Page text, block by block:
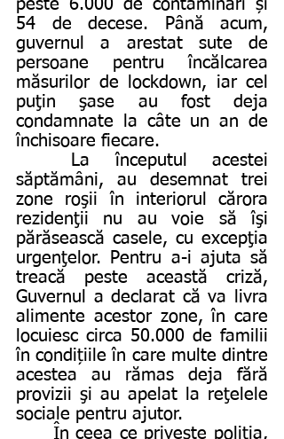
peste 6.000 de contaminări și
54 de decese. Până acum,
guvernul a arestat sute de
persoane pentru încălcarea
măsurilor de lockdown, iar cel
puţin şase au fost deja
condamnate la câte un an de
închisoare fiecare.
săptămâni, au desemnat trei
zone roşii în interiorul cărora
rezidenţii nu au voie să îşi
părăsească casele, cu excepţia
urgenţelor. Pentru a-i ajuta să
treacă peste această criză,
Guvernul a declarat că va livra
alimente acestor zone, în care
locuiesc circa 50.000 de familii
în condițiile în care multe dintre
acestea au rămas deja fără
provizii şi au apelat la reţelele
sociale pentru ajutor.